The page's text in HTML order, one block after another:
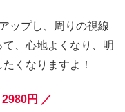
ップし、周りの視線
、心地よくなり、明
くなりますよ！
円 ／